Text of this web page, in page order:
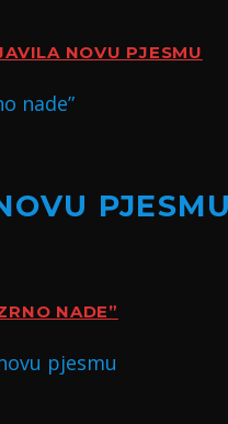
NOVU PJESMU
NADE”